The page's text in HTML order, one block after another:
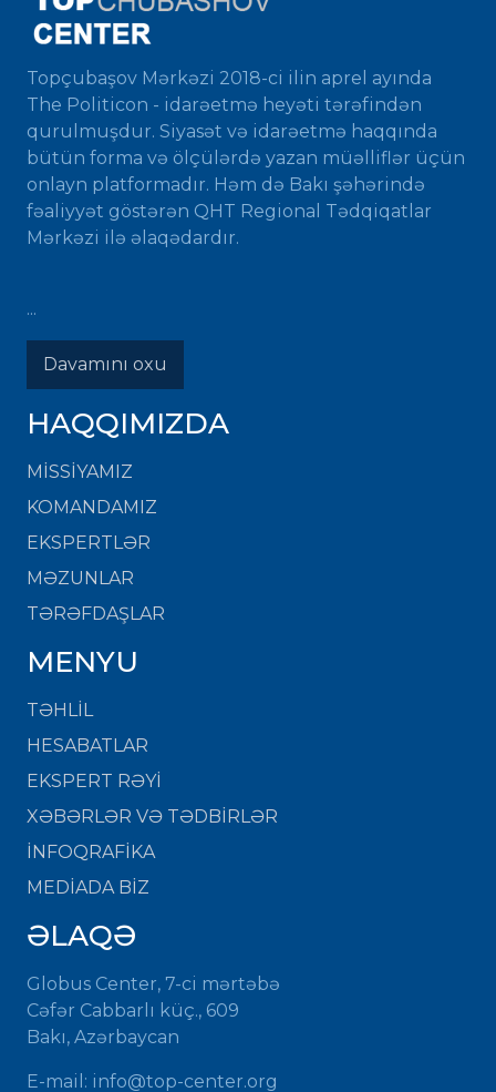
Topçubaşov Mərkəzi 2018-ci ilin aprel ayında
The Politicon - idarəetmə heyəti tərəfindən
qurulmuşdur. Siyasət və idarəetmə haqqında
bütün forma və ölçülərdə yazan müəlliflər üçün
onlayn platformadır. Həm də Bakı şəhərində
fəaliyyət göstərən QHT Regional Tədqiqatlar
Mərkəzi ilə əlaqədardır.
...
Davamını oxu
HAQQIMIZDA
MISSIYAMIZ
KOMANDAMIZ
EKSPERTLƏR
MƏZUNLAR
TƏRƏFDAŞLAR
MENYU
TƏHLİL
HESABATLAR
EKSPERT RƏYİ
XƏBƏRLƏR VƏ TƏDBİRLƏR
İNFOQRAFİKA
MEDİADA BİZ
ƏLAQƏ
Globus Center, 7-ci mərtəbə
Cəfər Cabbarlı küç., 609
Bakı, Azərbaycan
E-mail: info@top-center.org